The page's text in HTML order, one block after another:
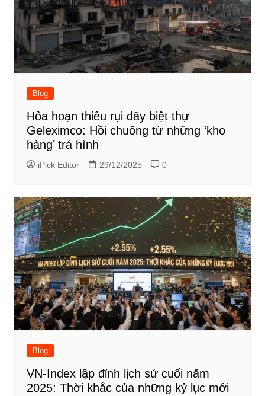
Blog
Hỏa hoạn thiêu rụi dãy biệt thự
Geleximco: Hồi chuông từ những ‘kho
hàng’ trá hình
iPick Editor 29/12/2025 0
Blog
VN-Index lập đỉnh lịch sử cuối năm
2025: Thời khắc của những kỷ lục mới